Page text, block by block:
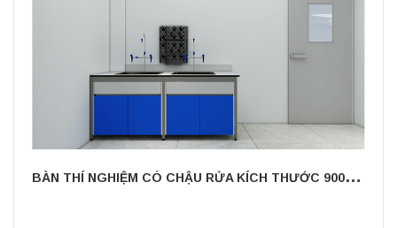
B
ÀN THÍ NGHIỆM CÓ CHẬU RỬA KÍCH THƯỚC 900MM - CÔNG TY TNHH THƯƠNG MẠI KHOA HỌC KỸ THUẬT SCS